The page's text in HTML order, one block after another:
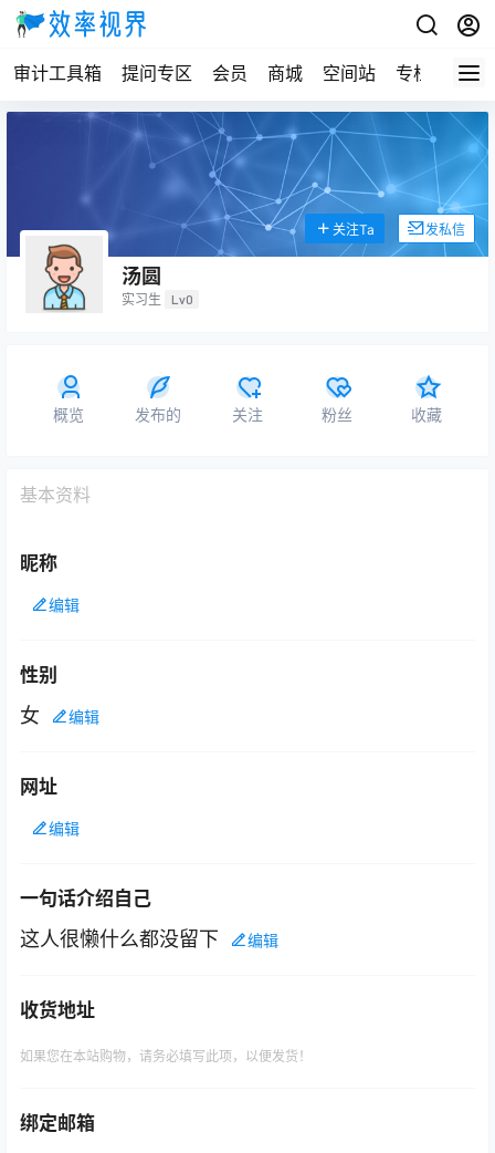
审计工具箱 提问专区 会员 商城 空间站 专栏
汤圆
实习生 Lv0
关注Ta 发私信
概览 发布的 关注 粉丝 收藏
基本资料
昵称
编辑
性别
女 编辑
网址
编辑
一句话介绍自己
这人很懒什么都没留下 编辑
收货地址
如果您在本站购物，请务必填写此项，以便发货！
绑定邮箱